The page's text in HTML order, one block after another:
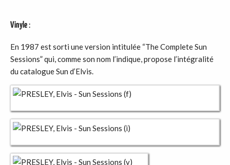
Vinyle:
En 1987 est sorti une version intitulée “The Complete Sun
Sessions” qui, comme son nom l’indique, propose l’intégralité
du catalogue Sun d’Elvis.